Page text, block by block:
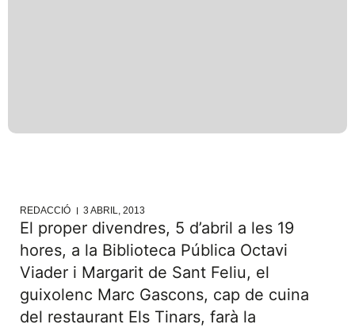
REDACCIÓ 3 ABRIL, 2013
El proper divendres, 5 d’abril a les 19
hores, a la Biblioteca Pública Octavi
Viader i Margarit de Sant Feliu, el
guixolenc Marc Gascons, cap de cuina
del restaurant Els Tinars, farà la